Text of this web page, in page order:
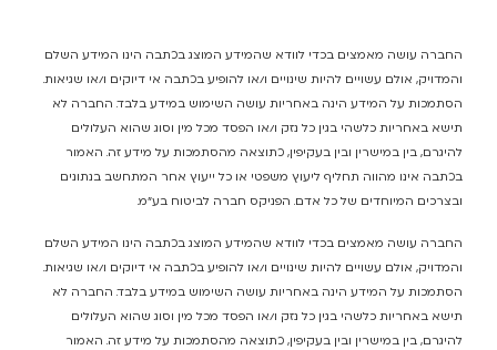
החברה עושה מאמצים בכדי לוודא שהמידע המוצג בכתבה הינו המידע השלם
והמדויק, אולם עשויים להיות שינויים ו/או להופיע בכתבה אי דיוקים ו/או שגיאות.
הסתמכות על המידע הינה באחריות עושה השימוש במידע בלבד. החברה לא
תישא באחריות כלשהי בגין כל נזק ו/או הפסד מכל מין וסוג שהוא העלולים
להיגרם, בין במישרין ובין בעקיפין, כתוצאה מהסתמכות על מידע זה. האמור
בכתבה אינו מהווה תחליף ליעוץ משפטי או כל ייעוץ אחר המתחשב בנתונים
ובצרכים המיוחדים של כל אדם. הפניקס חברה לביטוח בע"מ.
החברה עושה מאמצים בכדי לוודא שהמידע המוצג בכתבה הינו המידע השלם
והמדויק, אולם עשויים להיות שינויים ו/או להופיע בכתבה אי דיוקים ו/או שגיאות.
הסתמכות על המידע הינה באחריות עושה השימוש במידע בלבד. החברה לא
תישא באחריות כלשהי בגין כל נזק ו/או הפסד מכל מין וסוג שהוא העלולים
להיגרם, בין במישרין ובין בעקיפין, כתוצאה מהסתמכות על מידע זה. האמור